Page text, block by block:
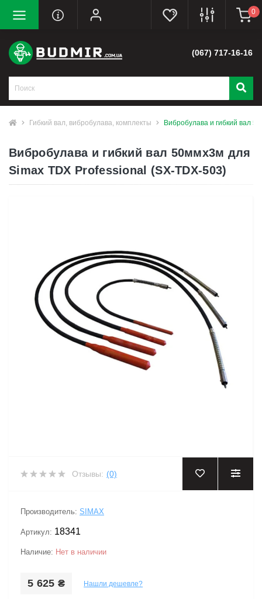
0
(067) 717-16-16
Гибкий вал, вибробулава, комплекты Вибробулава и гибкий вал
Вибробулава и гибкий вал 50ммх3м для
Simax TDX Professional (SX-TDX-503)
Отзывы: (0)
Производитель: SIMAX
Артикул: 18341
Наличие: Нет в наличии
5 625 ₴ Нашли дешевле?